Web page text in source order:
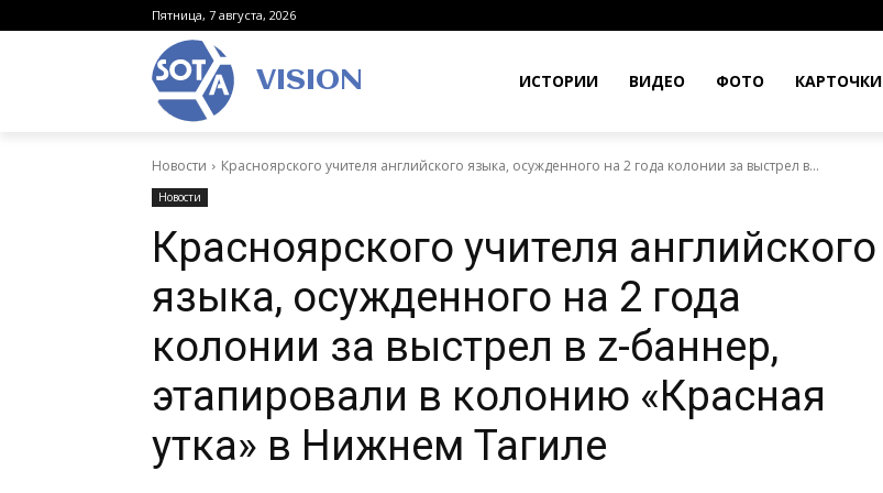
Пятница, 7 августа, 2026
VISION ИСТОРИИ ВИДЕО ФОТО КАРТОЧКИ
Новости Красноярского учителя английского языка, осужденного на 2 года колонии за выстрел в...
Новости
Красноярского учителя английского
языка, осужденного на 2 года
колонии за выстрел в z-баннер,
этапировали в колонию «Красная
утка» в Нижнем Тагиле